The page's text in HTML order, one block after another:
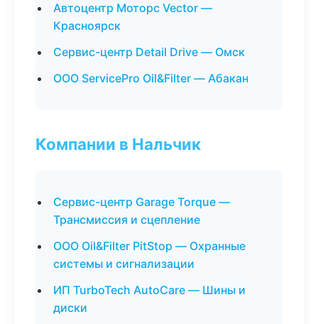
Автоцентр Моторс Vector —
Красноярск
Сервис-центр Detail Drive — Омск
ООО ServicePro Oil&Filter — Абакан
Компании в Нальчик
Сервис-центр Garage Torque —
Трансмиссия и сцепление
ООО Oil&Filter PitStop — Охранные
системы и сигнализации
ИП TurboTech AutoCare — Шины и
диски